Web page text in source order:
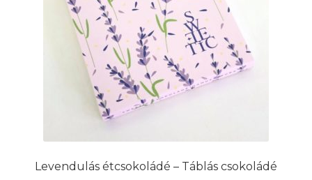
Levendulás étcsokoládé – Táblás csokoládé